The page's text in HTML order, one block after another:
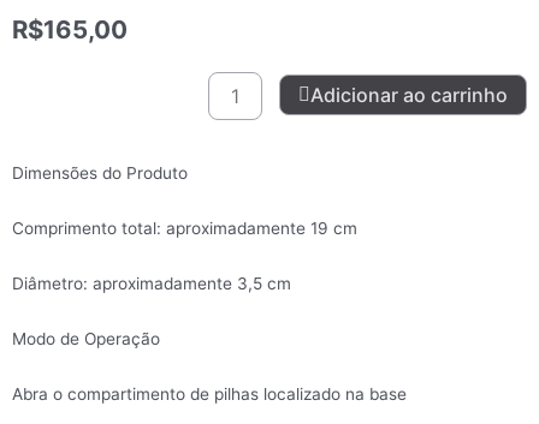
R$165,00
Pênis
Vibrador
Adicionar ao carrinho
Dimensões do Produto
Comprimento total: aproximadamente 19 cm
Diâmetro: aproximadamente 3,5 cm
Modo de Operação
Abra o compartimento de pilhas localizado na base